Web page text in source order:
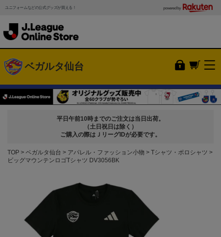
ユニフォームなどの公式グッズが買える！ powered by
ベガルタ仙台
平日午前10時までのご注文は当日出荷。
（土日祝日は除く）
ご購入の際はＪリーグIDが必要です。
TOP ベガルタ仙台 アパレル・ファッション小物
Tシャツ・ポロシャツ
ビッグマウンテンロゴTシャツ DV3056BK